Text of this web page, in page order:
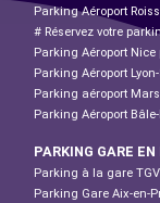
Parking Aéroport
# Réservez votre
Parking Aéroport Nice
Parking Aéroport
Parking aéroport
Parking Aéroport
PARKING GARE EN
Parking à la gare TGV
Parking Gare Aix-en-